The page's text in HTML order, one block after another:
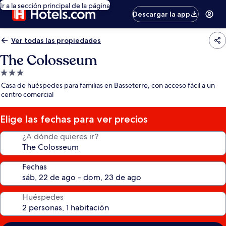
Ir a la sección principal de la página
Descargar la app
Ver todas las propiedades
The Colosseum
Propiedad
de
3.0
estrellas
Casa de huéspedes para familias en Basseterre, con acceso fácil a un
centro comercial
Elige las fechas para ver precios
¿A dónde quieres ir?
Fechas
Huéspedes